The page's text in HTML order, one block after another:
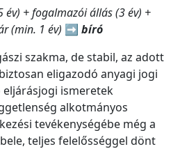
év) + fogalmazói állás (3 év) +
(min. 1 év) ➡️ bíró
szakma, de stabil, az adott
eligazodó anyagi jogi
eljárásjogi ismeretek
alkotmányos
tevékenységébe még a
teljes felelősséggel dönt